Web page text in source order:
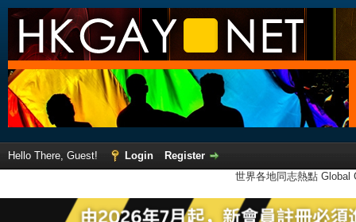
Hello There, Guest! Login
Register
世界各地同志熱點